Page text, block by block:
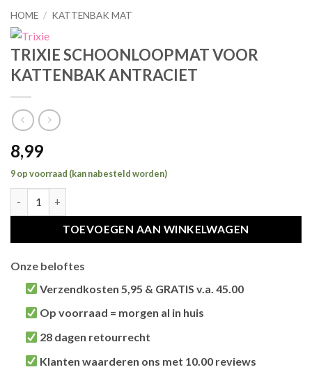
HOME / KATTENBAK MAT
TRIXIE SCHOONLOOPMAT VOOR
KATTENBAK ANTRACIET
8,99
9 op voorraad (kan nabesteld worden)
TOEVOEGEN AAN WINKELWAGEN
Onze beloftes
Verzendkosten 5,95 & GRATIS v.a. 45.00
bestellingen v.a. 45,00 worden gratis verzonden.
Op voorraad = morgen al in huis
wordt het vandaag nog verzonden
28 dagen retourrecht
om te retourneren.
Klanten waarderen ons met 10.00 reviews